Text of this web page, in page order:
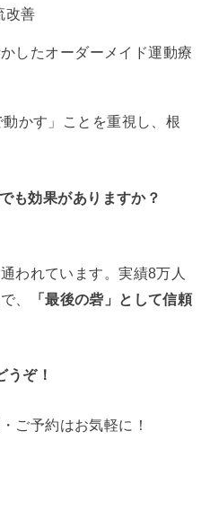
改善
したオーダーメイド運動療
かす」ことを重視し、根
も効果がありますか？
われています。実績8万人
、
「最後の砦」として信頼
うぞ！
ご予約はお気軽に！